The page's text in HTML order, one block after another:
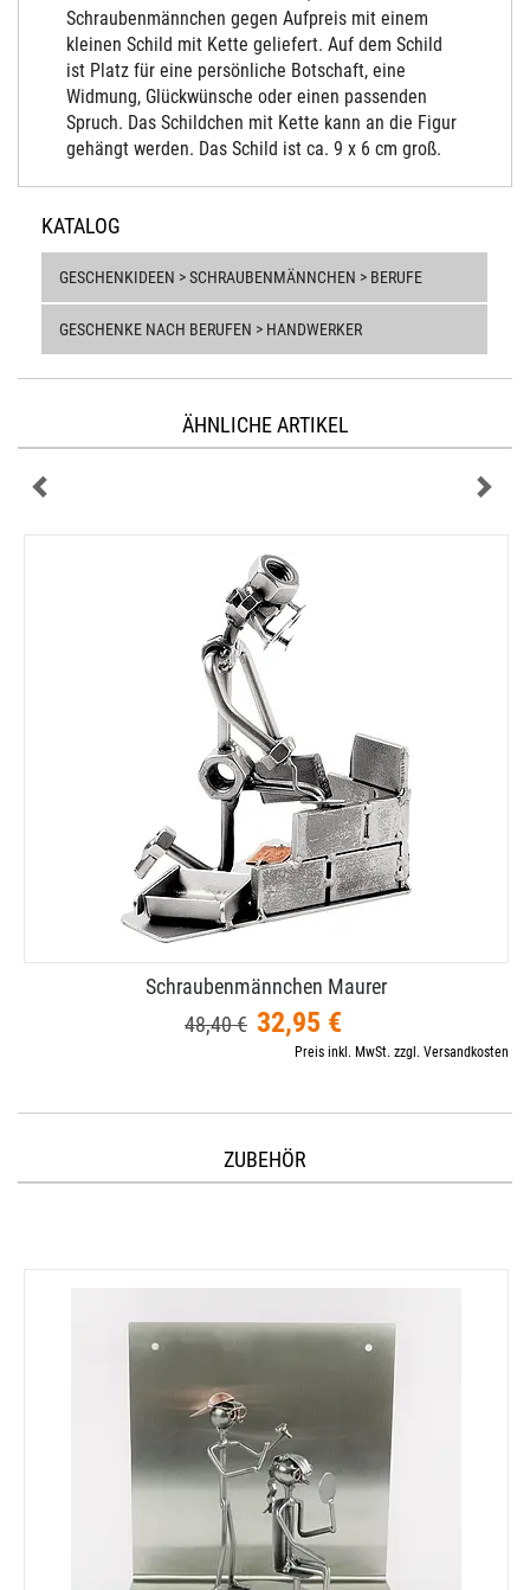
Schraubenmännchen gegen Aufpreis mit einem
kleinen Schild mit Kette geliefert. Auf dem Schild
ist Platz für eine persönliche Botschaft, eine
Widmung, Glückwünsche oder einen passenden
Spruch. Das Schildchen mit Kette kann an die Figur
gehängt werden. Das Schild ist ca. 9 x 6 cm groß.
KATALOG
GESCHENKIDEEN > SCHRAUBENMÄNNCHEN > BERUFE
GESCHENKE NACH BERUFEN > HANDWERKER
ÄHNLICHE ARTIKEL
Schraubenmännchen Maurer
48,40 € 32,95 €
Preis inkl. MwSt. zzgl. Versandkosten
ZUBEHÖR